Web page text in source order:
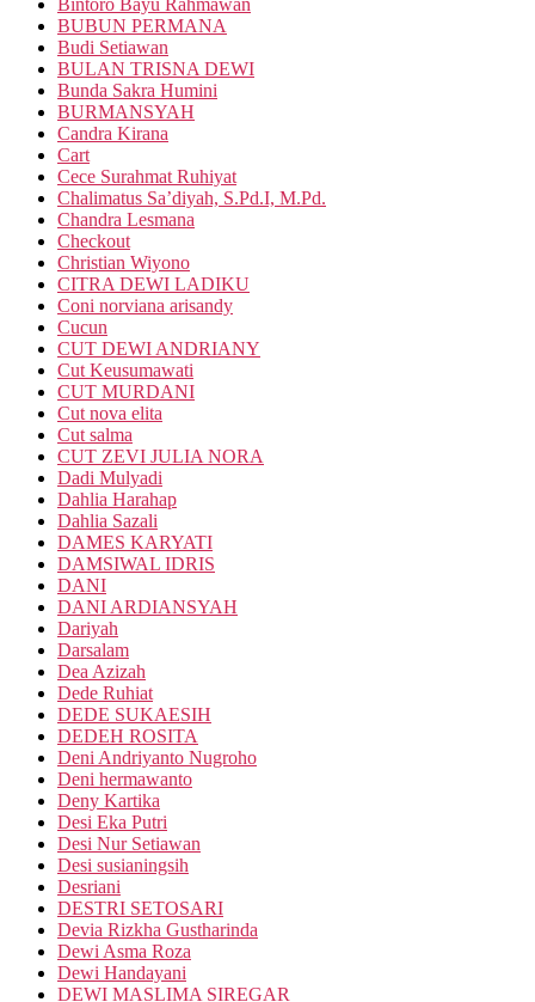
Bintoro Bayu Rahmawan
BUBUN PERMANA
Budi Setiawan
BULAN TRISNA DEWI
Bunda Sakra Humini
BURMANSYAH
Candra Kirana
Cart
Cece Surahmat Ruhiyat
Chalimatus Sa’diyah, S.Pd.I, M.Pd.
Chandra Lesmana
Checkout
Christian Wiyono
CITRA DEWI LADIKU
Coni norviana arisandy
Cucun
CUT DEWI ANDRIANY
Cut Keusumawati
CUT MURDANI
Cut nova elita
Cut salma
CUT ZEVI JULIA NORA
Dadi Mulyadi
Dahlia Harahap
Dahlia Sazali
DAMES KARYATI
DAMSIWAL IDRIS
DANI
DANI ARDIANSYAH
Dariyah
Darsalam
Dea Azizah
Dede Ruhiat
DEDE SUKAESIH
DEDEH ROSITA
Deni Andriyanto Nugroho
Deni hermawanto
Deny Kartika
Desi Eka Putri
Desi Nur Setiawan
Desi susianingsih
Desriani
DESTRI SETOSARI
Devia Rizkha Gustharinda
Dewi Asma Roza
Dewi Handayani
DEWI MASLIMA SIREGAR